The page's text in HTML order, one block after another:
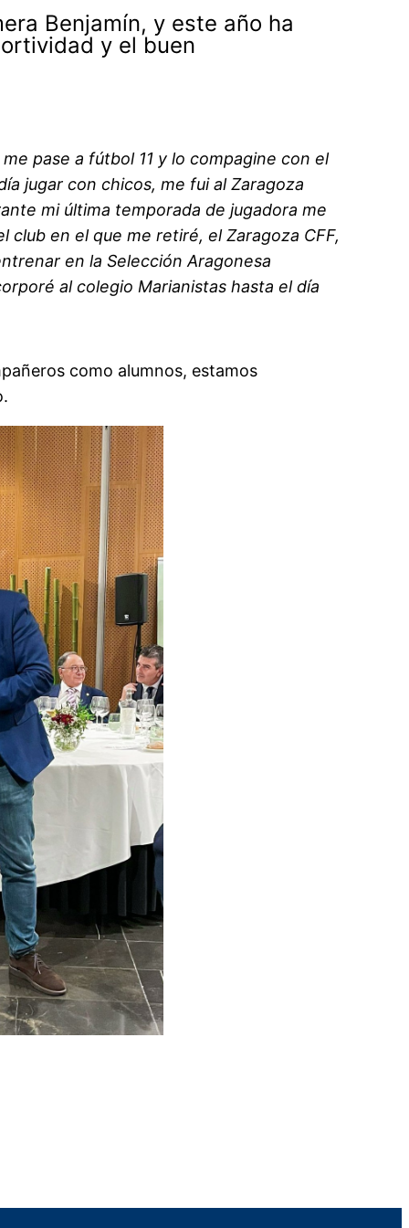
Benjamín, y este año ha
y el buen
pase a fútbol 11 y lo compagine con el
jugar con chicos, me fui al Zaragoza
mi última temporada de jugadora me
en el que me retiré, el Zaragoza CFF,
en la Selección Aragonesa
al colegio Marianistas hasta el día
como alumnos, estamos